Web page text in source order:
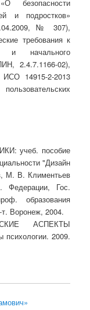
безопасности
и подростков»
№ 307),
требования к
начального
2.4.7.1166-02),
14915-2-2013
учеб. пособие
"Дизайн
М. В. Климентьев
Федерации, Гос.
образования
т. Воронеж, 2004.
АСПЕКТЫ
2009.